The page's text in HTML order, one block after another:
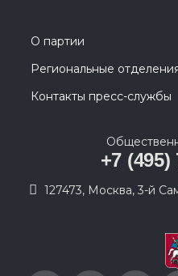
О партии
Региональные
Контакты пресс-службы
+7 (495)
127473, Москва, 3-й